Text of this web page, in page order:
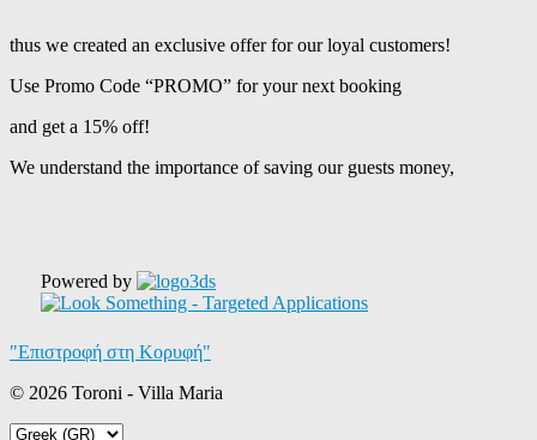
thus we created an exclusive offer for our loyal customers!
Use Promo Code “PROMO” for your next booking
and get a 15% off!
We understand the importance of saving our guests money,
Powered by
"Επιστροφή στη Κορυφή"
© 2026 Toroni - Villa Maria